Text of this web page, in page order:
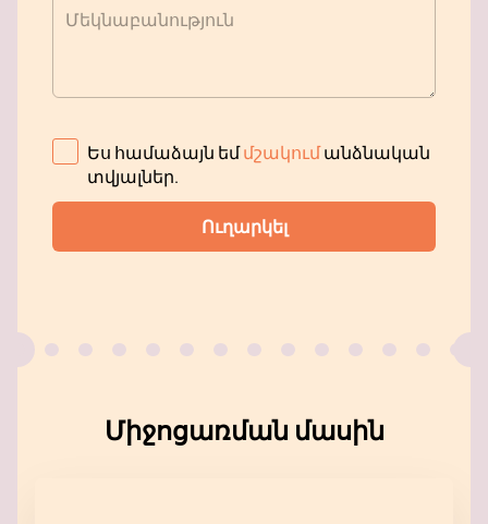
Մեկնաբանություն
Ես համաձայն եմմշակումանձնական
տվյալներ.
Ուղարկել
Միջոցառման մասին